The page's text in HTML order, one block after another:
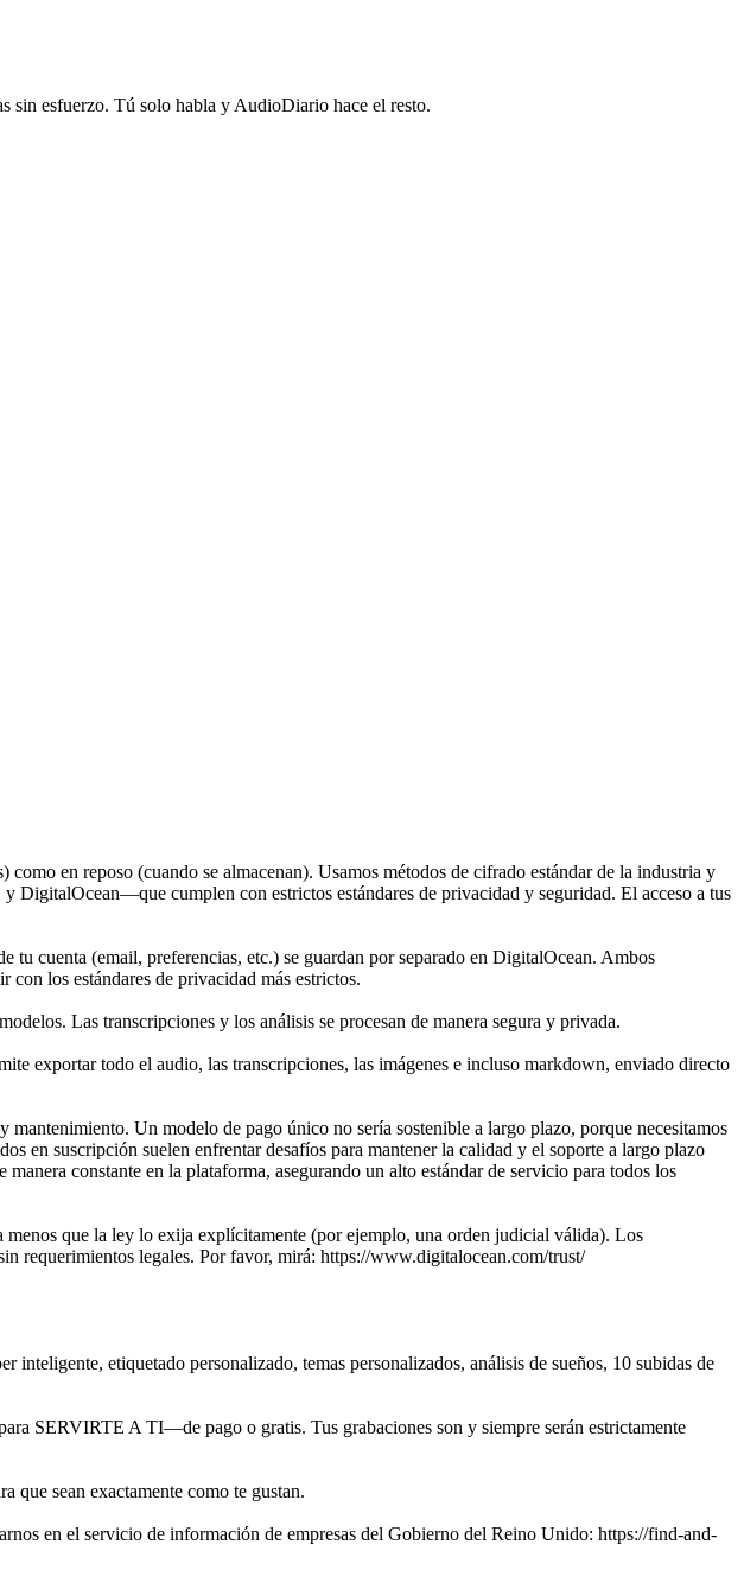
sin esfuerzo. Tú solo habla y AudioDiario hace el resto.
en reposo (cuando se almacenan). Usamos métodos de cifrado estándar de la industria y
cumplen con estrictos estándares de privacidad y seguridad. El acceso a tus
tu cuenta (email, preferencias, etc.) se guardan por separado en DigitalOcean. Ambos
los estándares de privacidad más estrictos.
Las transcripciones y los análisis se procesan de manera segura y privada.
exportar todo el audio, las transcripciones, las imágenes e incluso markdown, enviado directo
Un modelo de pago único no sería sostenible a largo plazo, porque necesitamos
en suscripción suelen enfrentar desafíos para mantener la calidad y el soporte a largo plazo
constante en la plataforma, asegurando un alto estándar de servicio para todos los
que la ley lo exija explícitamente (por ejemplo, una orden judicial válida). Los
requerimientos legales. Por favor, mirá: https://www.digitalocean.com/trust/
etiquetado personalizado, temas personalizados, análisis de sueños, 10 subidas de
SERVIRTE A TI—de pago o gratis. Tus grabaciones son y siempre serán estrictamente
que sean exactamente como te gustan.
en el servicio de información de empresas del Gobierno del Reino Unido: https://find-and-